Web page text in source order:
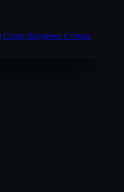
Спорт Вождение и гонки